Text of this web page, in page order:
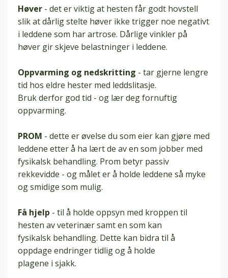
Høver - det er viktig at hesten får godt hovstell
slik at dårlig stelte høver ikke trigger noe negativt
i leddene som har artrose. Dårlige vinkler på
høver gir skjeve belastninger i leddene.
Oppvarming og nedskritting - tar gjerne lengre
tid hos eldre hester med leddslitasje.
Bruk derfor god tid - og lær deg fornuftig
oppvarming.
PROM - dette er øvelse du som eier kan gjøre med
leddene etter å ha lært de av en som jobber med
fysikalsk behandling. Prom betyr passiv
rekkevidde - og målet er å holde leddene så myke
og smidige som mulig.
Få hjelp - til å holde oppsyn med kroppen til
hesten av veterinær samt en som kan
fysikalsk behandling. Dette kan bidra til å
oppdage endringer tidlig og å holde
plagene i sjakk.